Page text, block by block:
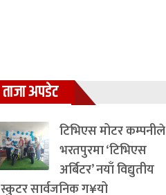
ताजा अपडेट
टिभिएस मोटर कम्पनीले
भरतपुरमा ‘टिभिएस
अर्बिटर’ नयाँ विद्युतीय
स्कुटर सार्वजनिक ग¥यो